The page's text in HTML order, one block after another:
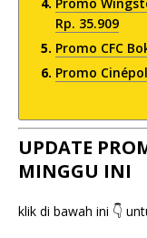
Rp. 35.909
Promo CFC
Promo
UPDATE
MINGGU INI
klik di bawah ini 👇